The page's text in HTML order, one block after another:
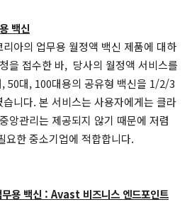
백신
아의 업무용 월정액 백신 제품에 대하
을 접수한 바, 당사의 월정액 서비스를
50대, 100대용의 공유형 백신을 1/2/3
니다. 본 서비스는 사용자에게는 클라
앙관리는 제공되지 않기 때문에 저렴
요한 중소기업에 적합합니다.
용 백신 : Avast 비즈니스 엔드포인트